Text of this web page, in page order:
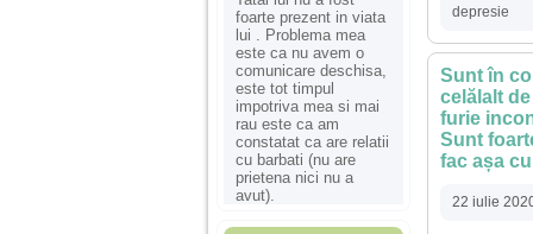
foarte prezent in viata
lui . Problema mea
este ca nu avem o
comunicare deschisa,
este tot timpul
impotriva mea si mai
rau este ca am
constatat ca are relatii
cu barbati (nu are
prietena nici nu a
avut).
depresie
Sunt în
celălalt
furie
Sunt
fac așa
22 iulie